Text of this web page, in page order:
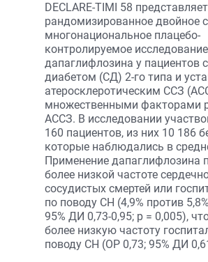
DECLARE-TIMI 58
рандомизированное двойное
многонациональное плацебо-
контролируемое
дапаглифлозина у пациентов
диабетом (СД) 2-го типа и
атеросклеротическим ССЗ
множественными факторами
АССЗ. В исследовании
160 пациентов, из них 10 186
которые наблюдались в
Применение дапаглифлозина
более низкой частоте
сосудистых смертей или
по поводу СН (4,9% против
95% ДИ 0,73-0,95; p = 0,005),
более низкую частоту
поводу СН (ОР 0,73; 95% ДИ